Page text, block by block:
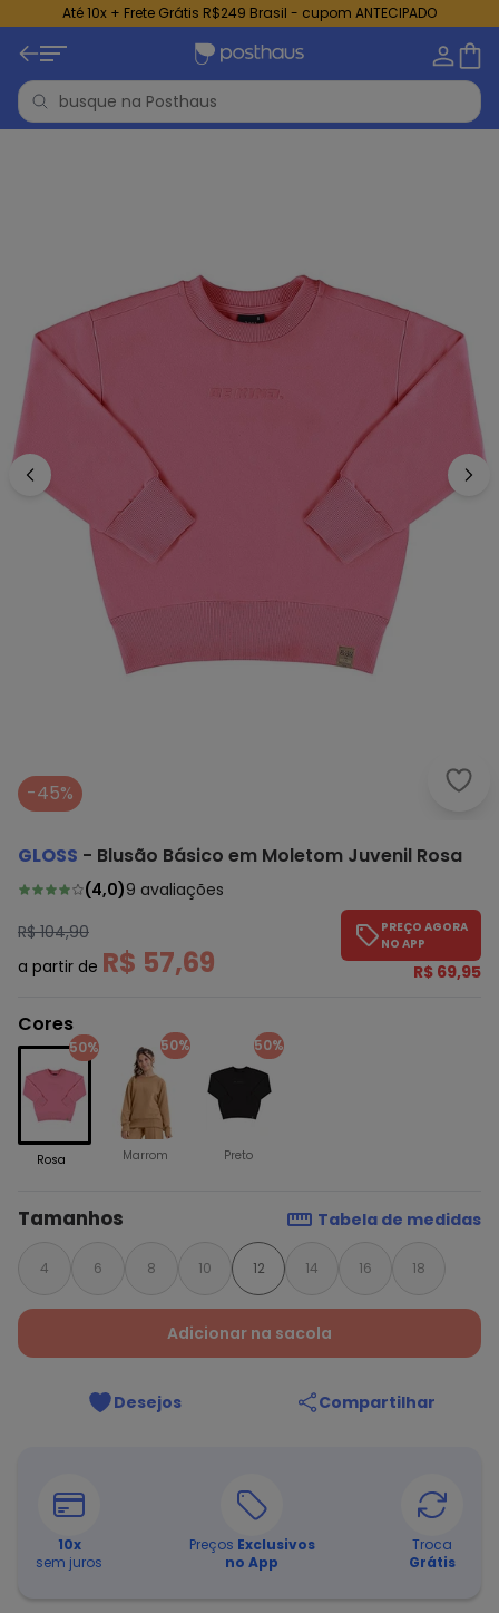
Até 10x + Frete Grátis R$249 Brasil - cupom ANTECIPADO
-45%
GLOSS - Blusão Básico em Moletom Juvenil Rosa
(4,0)9 avaliações
R$ 104,90
a partir de R$ 57,69
PREÇO AGORA
NO APP
R$ 69,95
Cores
50%
Rosa
50%
Marrom
50%
Preto
Tamanhos Tabela de medidas
4 6 8 10 12 14 16 18
Adicionar na sacola
Desejos Compartilhar
10x
sem juros
Preços Exclusivos
no App
Troca
Grátis